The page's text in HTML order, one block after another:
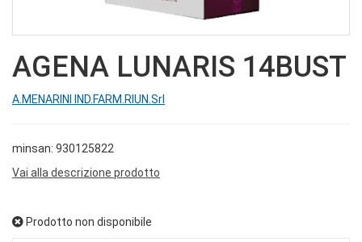
AGENA LUNARIS 14BUST
A.MENARINI IND.FARM.RIUN.Srl
minsan: 930125822
Vai alla descrizione prodotto
Prodotto non disponibile